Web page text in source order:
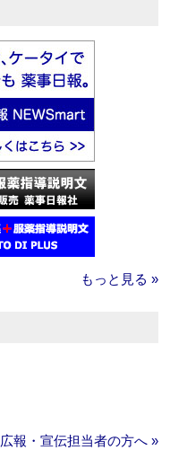
もっと見る »
広報・宣伝担当者の方へ »